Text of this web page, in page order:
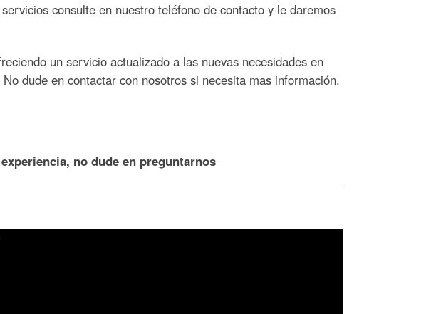
consulte en nuestro teléfono de contacto y le daremos
un servicio actualizado a las nuevas necesidades en
dude en contactar con nosotros si necesita mas información.
no dude en preguntarnos